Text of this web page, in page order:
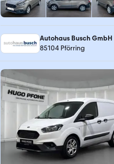
Autohaus Busch GmbH
85104 Pförring